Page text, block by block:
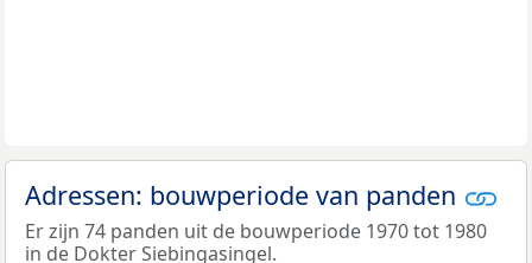
Adressen: bouwperiode van panden
Er zijn 74 panden uit de bouwperiode 1970 tot 1980
in de Dokter Siebingasingel.